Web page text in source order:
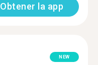
Obtener la app
NEW